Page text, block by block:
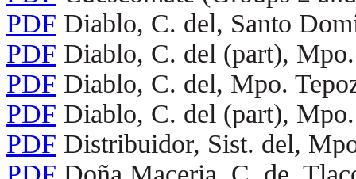
PDF Diablo, C. del, Santo
PDF Diablo, C. del (part),
PDF Diablo, C. del, Mpo.
PDF Diablo, C. del (part),
PDF Distribuidor, Sist. del,